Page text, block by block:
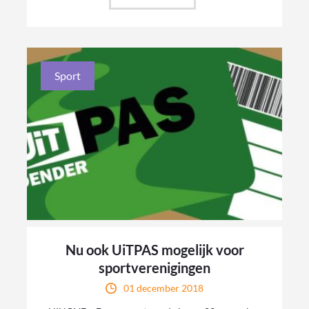
Sport
Nu ook UiTPAS mogelijk voor
sportverenigingen
01 december 2018